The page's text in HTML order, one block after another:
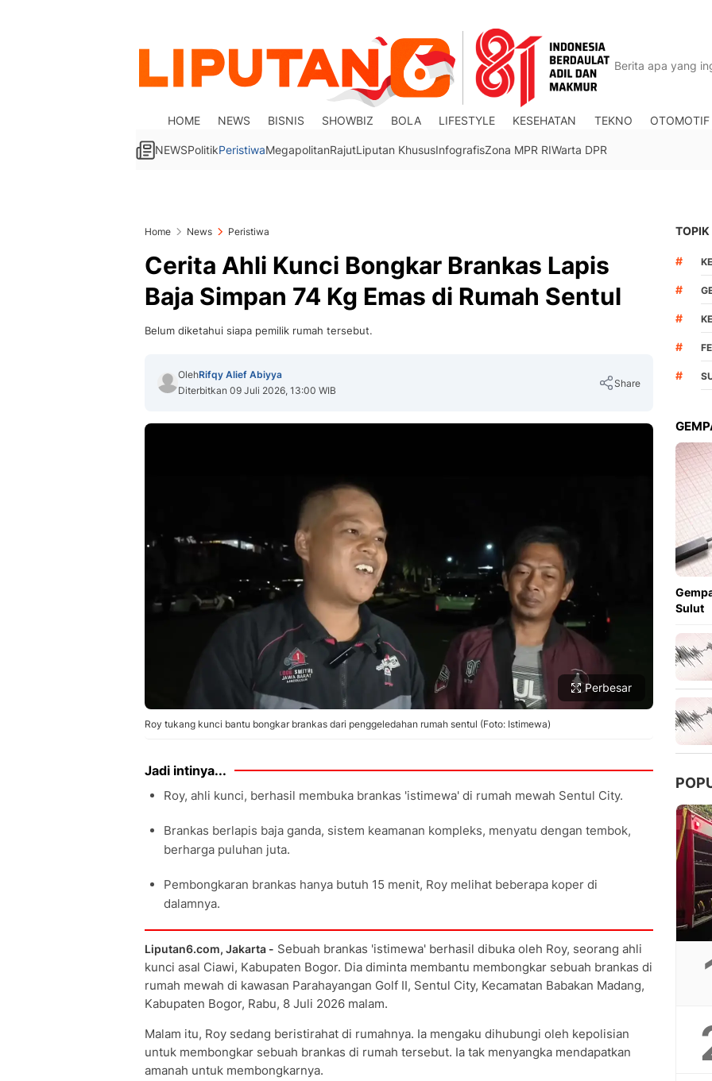
HOME NEWS BISNIS SHOWBIZ BOLA LIFESTYLE KESEHATAN TEKNO OTOMOTIF
NEWSPolitikPeristiwaMegapolitanRajutLiputan KhususInfografisZona MPR RIWarta DPR
Home News Peristiwa
Cerita Ahli Kunci Bongkar Brankas Lapis
Baja Simpan 74 Kg Emas di Rumah Sentul
Belum diketahui siapa pemilik rumah tersebut.
OlehRifqy Alief Abiyya
Diterbitkan 09 Juli 2026, 13:00 WIB
Share
Perbesar
Roy tukang kunci bantu bongkar brankas dari penggeledahan rumah sentul (Foto: Istimewa)
Jadi intinya...
Roy, ahli kunci, berhasil membuka brankas 'istimewa' di rumah mewah Sentul City.
Brankas berlapis baja ganda, sistem keamanan kompleks, menyatu dengan tembok,
berharga puluhan juta.
Pembongkaran brankas hanya butuh 15 menit, Roy melihat beberapa koper di
dalamnya.
Liputan6.com, Jakarta - Sebuah brankas 'istimewa' berhasil dibuka oleh Roy, seorang ahli
kunci asal Ciawi, Kabupaten Bogor. Dia diminta membantu membongkar sebuah brankas di
rumah mewah di kawasan Parahayangan Golf II, Sentul City, Kecamatan Babakan Madang,
Kabupaten Bogor, Rabu, 8 Juli 2026 malam.
Malam itu, Roy sedang beristirahat di rumahnya. Ia mengaku dihubungi oleh kepolisian
untuk membongkar sebuah brankas di rumah tersebut. Ia tak menyangka mendapatkan
amanah untuk membongkarnya.
TOPIK
#
#
#
#
#
Sulut